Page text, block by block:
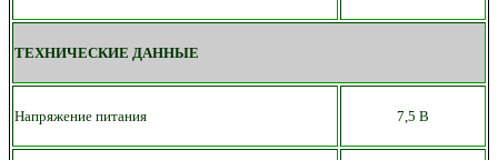
ТЕХНИЧЕСКИЕ ДАННЫЕ
Напряжение питания 7,5 В